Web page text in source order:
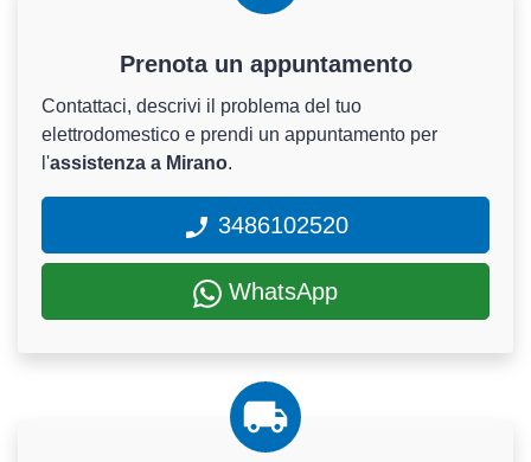
Prenota un appuntamento
Contattaci, descrivi il problema del tuo
elettrodomestico e prendi un appuntamento per
l'assistenza a Mirano.
3486102520
WhatsApp